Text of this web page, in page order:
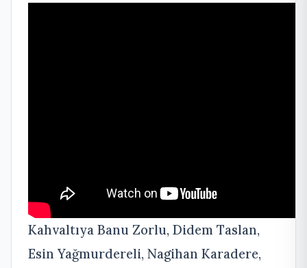
Kahvaltıya Banu Zorlu, Didem Taslan,
Esin Yağmurdereli, Nagihan Karadere,